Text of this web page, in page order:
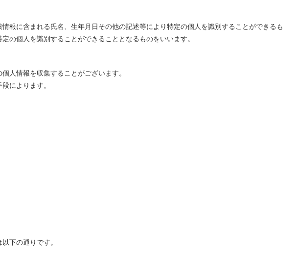
報に含まれる氏名、生年月日その他の記述等により特定の個人を識別することができるも
の個人を識別することができることとなるものをいいます。
人情報を収集することがございます。
によります。
下の通りです。